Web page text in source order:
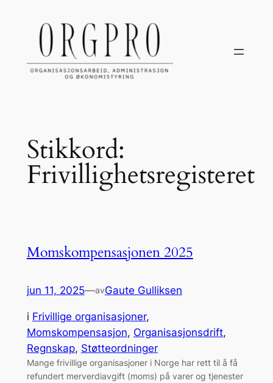
innhold
Stikkord:
Frivillighetsregisteret
Momskompensasjonen 2025
jun 11, 2025—avGaute Gulliksen
i Frivillige organisasjoner
Momskompensasjon, Organisasjonsdrift
Regnskap, Støtteordninger
Mange frivillige organisasjoner i Norge har rett til å få
refundert merverdiavgift (moms) på varer og tjenester